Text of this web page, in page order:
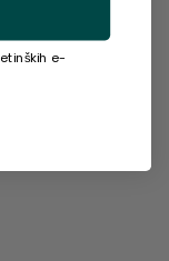
e-